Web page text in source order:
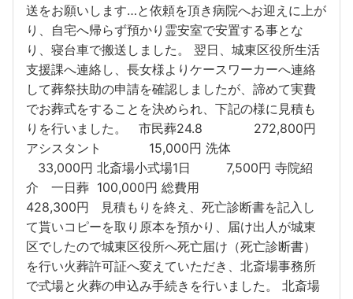
送をお願いします…と依頼を頂き病院へお迎えに上が
り、自宅へ帰らず預かり霊安室で安置する事とな
り、寝台車で搬送しました。 翌日、城東区役所生活
支援課へ連絡し、長女様よりケースワーカーへ連絡
して葬祭扶助の申請を確認しましたが、諦めて実費
でお葬式をすることを決められ、下記の様に見積も
りを行いました。 市民葬24.8 272,800円
アシスタント 15,000円 洗体
33,000円 北斎場小式場1日 7,500円 寺院紹
介 一日葬 100,000円 総費用
428,300円 見積もりを終え、死亡診断書を記入し
て貰いコピーを取り原本を預かり、届け出人が城東
区でしたので城東区役所へ死亡届け（死亡診断書）
を行い火葬許可証へ変えていただき、北斎場事務所
で式場と火葬の申込み手続きを行いました。 北斎場